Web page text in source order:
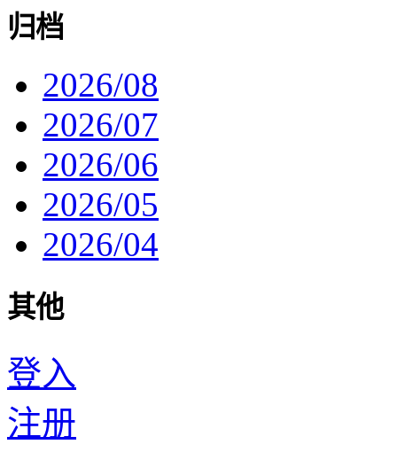
归档
2026/08
2026/07
2026/06
2026/05
2026/04
其他
登入
注册